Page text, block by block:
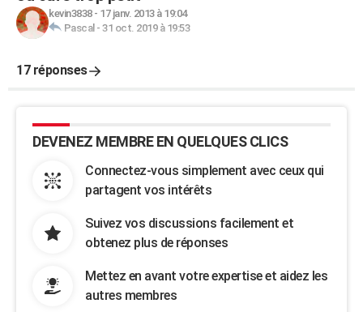
kevin3838- 17 janv. 2013 à 19:04
Pascal - 31 oct. 2019 à 19:53
17 réponses
DEVENEZ MEMBRE EN QUELQUES CLICS
Connectez-vous simplement avec ceux qui
partagent vos intérêts
Suivez vos discussions facilement et
obtenez plus de réponses
Mettez en avant votre expertise et aidez les
autres membres